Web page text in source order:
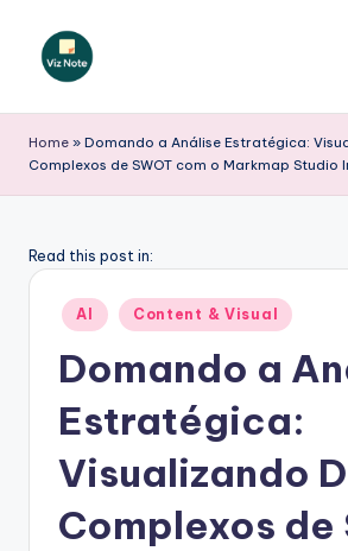
iz
N
t
Home » Domando a Análise Estratégica:
Complexos de SWOT com o Markmap Studio
Read this post in:
Posted
in
AI Content & Visual
Domando a
Estratégica:
Visualizando
Complexos de